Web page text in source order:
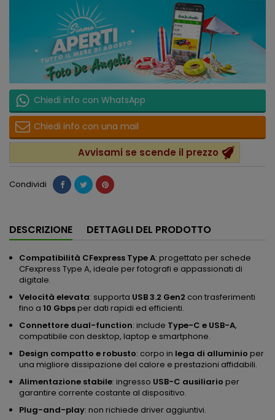
Chiedi info con WhatsApp
Chiedi info con una mail
Avvisami se scende il prezzo
Condividi
DESCRIZIONE DETTAGLI DEL PRODOTTO
Compatibilità CFexpress Type A: progettato per schede
CFexpress Type A, ideale per fotografi e appassionati di
digitale.
Velocità elevata: supporta USB 3.2 Gen2 con trasferimenti
fino a 10 Gbpsper dati rapidi ed efficienti.
Connettore dual-function: include Type-C e USB-A,
compatibile con desktop, laptop e smartphone.
Design compatto e robusto: corpo in lega di alluminio per
una migliore dissipazione del calore e prestazioni affidabili.
Alimentazione stabile: ingresso USB-C ausiliario per
garantire corrente costante al dispositivo.
Plug-and-play: non richiede driver aggiuntivi.